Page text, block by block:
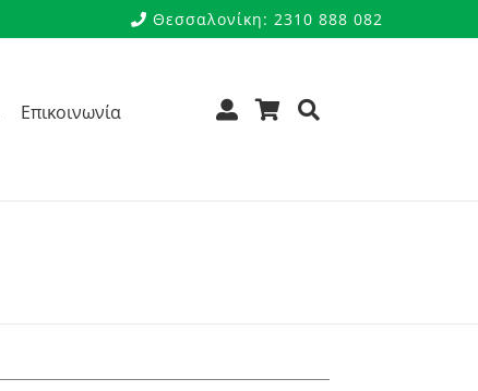
Θεσσαλονίκη: 2310 888 082
Επικοινωνία